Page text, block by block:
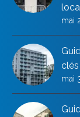
mai
mai